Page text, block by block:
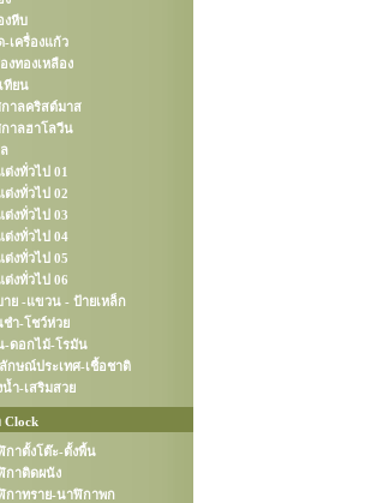
งหีบ
-เครื่องแก้ว
งทองเหลือง
ทียน
กาลคริสต์มาส
กาลฮาโลวีน
ต่งทั่วไป 01
ต่งทั่วไป 02
ต่งทั่วไป 03
ต่งทั่วไป 04
ต่งทั่วไป 05
ต่งทั่วไป 06
าย -แขวน - ป้ายเหล็ก
ชำ-โชว์ห่วย
-ดอกไม้-โรมัน
กษณ์ประเทศ-เชื้อชาติ
น้ำ-เสริมสวย
Clock
กาตั้งโต๊ะ-ตั้งพื้น
กาติดผนัง
กาทราย-นาฬิกาพก